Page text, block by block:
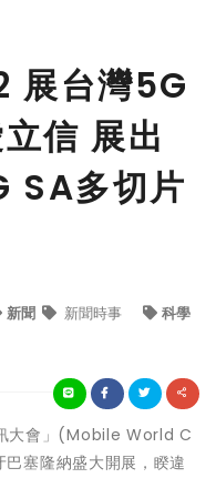
展台灣5G
信 展出
SA多切片
新聞 新聞時事 科學
大會」(Mobile World C
塞隆納盛大開展，睽違